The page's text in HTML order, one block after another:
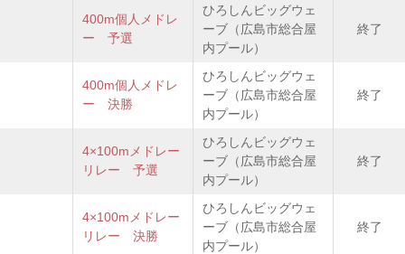
400m個人メドレ
ー 予選
ひろしんビッグウェ
ーブ（広島市総合屋
内プール）
終了
400m個人メドレ
ー 決勝
ひろしんビッグウェ
ーブ（広島市総合屋
内プール）
終了
4×100mメドレー
リレー 予選
ひろしんビッグウェ
ーブ（広島市総合屋
内プール）
終了
4×100mメドレー
リレー 決勝
ひろしんビッグウェ
ーブ（広島市総合屋
内プール）
終了